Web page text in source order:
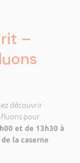
rit –
découvrir
pour
et de 13h30 à
la caserne